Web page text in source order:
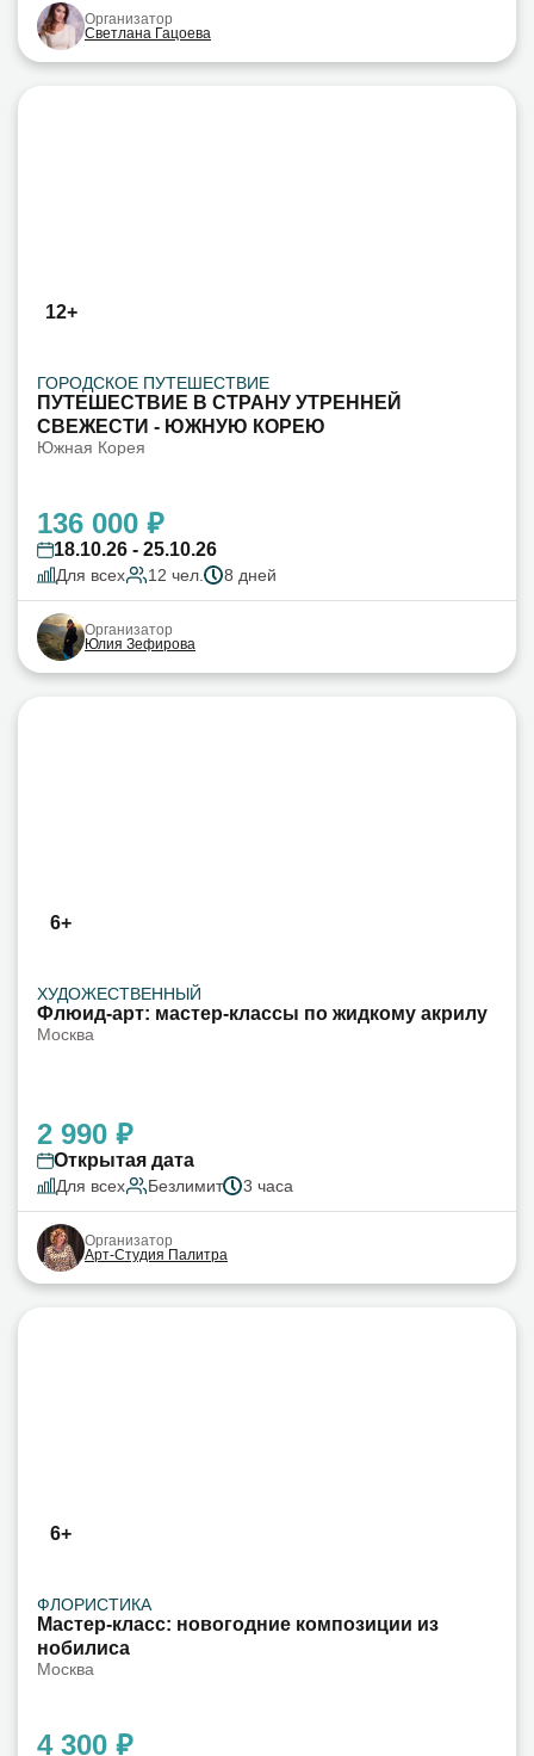
Организатор
Светлана Гацоева
12+
ГОРОДСКОЕ ПУТЕШЕСТВИЕ
ПУТЕШЕСТВИЕ В СТРАНУ УТРЕННЕЙ
СВЕЖЕСТИ - ЮЖНУЮ КОРЕЮ
Южная Корея
136 000 ₽
18.10.26 - 25.10.26
Для всех 12 чел. 8 дней
Организатор
Юлия Зефирова
6+
ХУДОЖЕСТВЕННЫЙ
Флюид-арт: мастер-классы по жидкому акрилу
Москва
2 990 ₽
Открытая дата
Для всех Безлимит 3 часа
Организатор
Арт-Студия Палитра
6+
ФЛОРИСТИКА
Мастер-класс: новогодние композиции из
нобилиса
Москва
4 300 ₽